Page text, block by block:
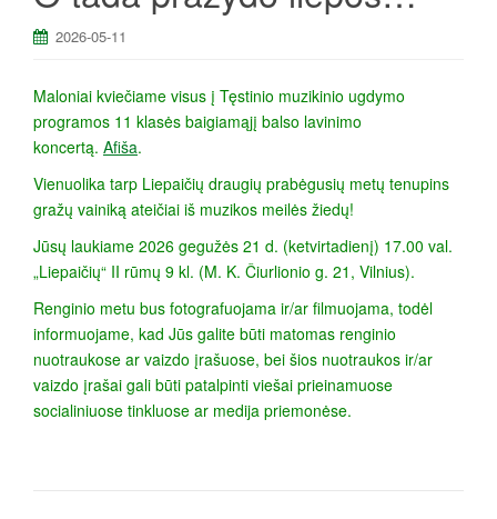
2026-05-11
Maloniai kviečiame visus į Tęstinio muzikinio ugdymo
programos 11 klasės baigiamąjį balso lavinimo
koncertą. Afiša.
Vienuolika tarp Liepaičių draugių prabėgusių metų tenupins
gražų vainiką ateičiai iš muzikos meilės žiedų!
Jūsų laukiame 2026 gegužės 21 d. (ketvirtadienį) 17.00 val.
„Liepaičių“ II rūmų 9 kl. (M. K. Čiurlionio g. 21, Vilnius).
Renginio metu bus fotografuojama ir/ar filmuojama, todėl
informuojame, kad Jūs galite būti matomas renginio
nuotraukose ar vaizdo įrašuose, bei šios nuotraukos ir/ar
vaizdo įrašai gali būti patalpinti viešai prieinamuose
socialiniuose tinkluose ar medija priemonėse.